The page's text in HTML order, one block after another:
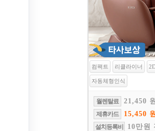
컴팩트 리클라이너
자동체형인식
월렌탈료 21,450
제휴카드 15,450
설치등록비 10만원